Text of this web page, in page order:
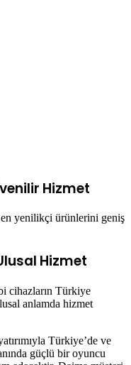
Hizmet
yenilikçi ürünlerini geniş
Hizmet
cihazların Türkiye
anlamda hizmet
Türkiye’de ve
güçlü bir oyuncu